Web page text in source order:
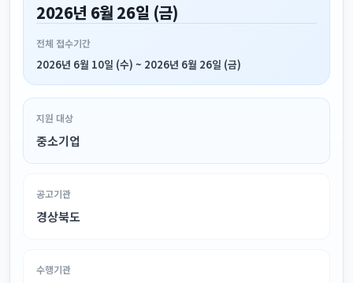
2026년 6월 26일 (금)
전체 접수기간
2026년 6월 10일 (수) ~ 2026년 6월 26일 (금)
지원 대상
중소기업
공고기관
경상북도
수행기관